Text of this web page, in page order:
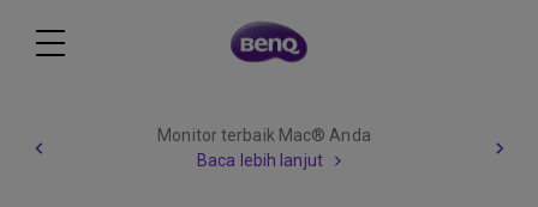
Monitor terbaik Mac® Anda
Baca lebih lanjut